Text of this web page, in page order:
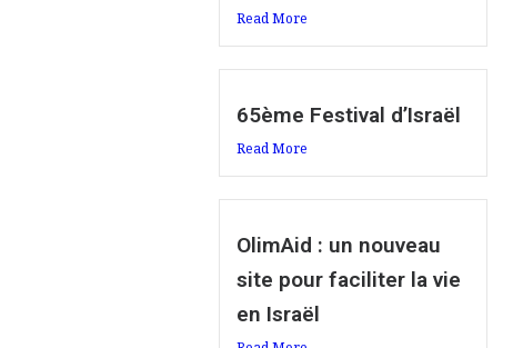
Read More
65ème Festival d’Israël
Read More
OlimAid : un nouveau
site pour faciliter la vie
en Israël